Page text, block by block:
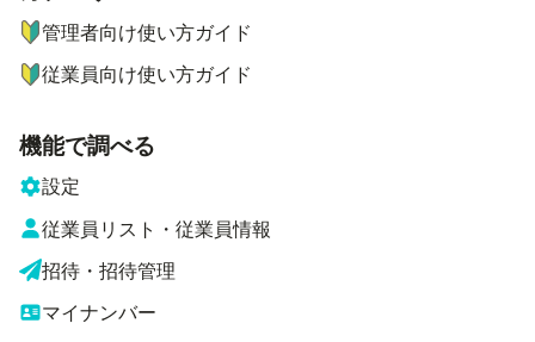
管理者向け使い方ガイド
従業員向け使い方ガイド
機能で調べる
設定
従業員リスト・従業員情報
招待・招待管理
マイナンバー